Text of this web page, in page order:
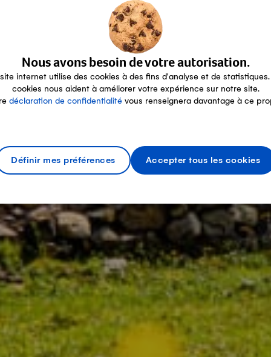
Nous avons besoin de votre autorisation.
internet utilise des cookies à des fins d'analyse et de statistiques.
cookies nous aident à améliorer votre expérience sur notre site.
déclaration de confidentialité vous renseignera davantage à ce
Définir mes préférences Accepter tous les cookies